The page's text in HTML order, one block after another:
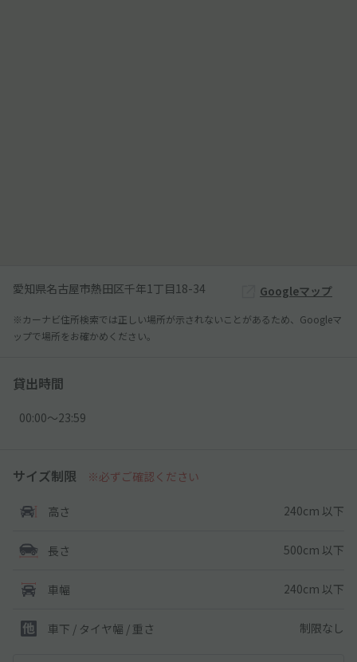
愛知県名古屋市熱田区千年1丁目18-34 Googleマップ
※カーナビ住所検索では正しい場所が示されないことがあるため、Googleマ
ップで場所をお確かめください。
貸出時間
00:00〜23:59
サイズ制限 ※必ずご確認ください
高さ 240cm 以下
長さ 500cm 以下
車幅 240cm 以下
車下 / タイヤ幅 / 重さ 制限なし